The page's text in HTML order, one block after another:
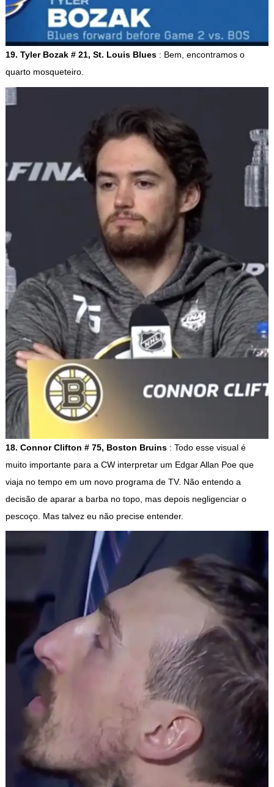
19. Tyler Bozak # 21, St. Louis Blues: Bem, encontramos o
quarto mosqueteiro.
18. Connor Clifton # 75, Boston Bruins: Todo esse visual é
muito importante para a CW interpretar um Edgar Allan Poe que
viaja no tempo em um novo programa de TV. Não entendo a
decisão de aparar a barba no topo, mas depois negligenciar o
pescoço. Mas talvez eu não precise entender.